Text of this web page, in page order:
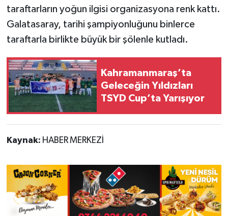
taraftarların yoğun ilgisi organizasyona renk kattı.
Galatasaray, tarihi şampiyonluğunu binlerce
taraftarla birlikte büyük bir şölenle kutladı.
Kahramanmaraş’ta
Geleceğin Yıldızları
TSYD Cup’ta Yarışıyor
Kaynak: HABER MERKEZİ